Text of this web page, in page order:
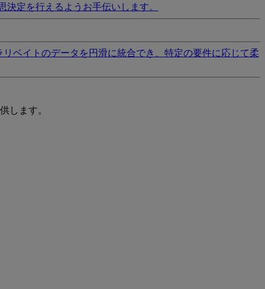
定を行えるようお手伝いします。
ベイトのデータを円滑に統合でき、特定の要件に応じて柔
します。